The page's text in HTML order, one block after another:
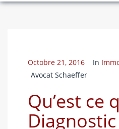
Octobre 21, 2016 In
Avocat Schaeffer
Qu’est ce